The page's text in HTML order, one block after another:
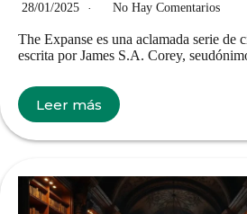
28/01/2025 No Hay Comentarios
The Expanse es una aclamada serie de
escrita por James S.A. Corey,
Leer más